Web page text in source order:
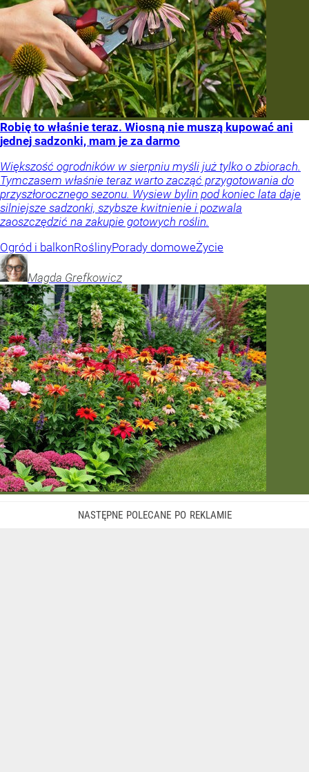
Robię to właśnie teraz. Wiosną nie muszą kupować ani
jednej sadzonki, mam je za darmo
Większość ogrodników w sierpniu myśli już tylko o zbiorach.
Tymczasem właśnie teraz warto zacząć przygotowania do
przyszłorocznego sezonu. Wysiew bylin pod koniec lata daje
silniejsze sadzonki, szybsze kwitnienie i pozwala
zaoszczędzić na zakupie gotowych roślin.
Ogród i balkonRoślinyPorady domoweŻycie
Magda Grefkowicz